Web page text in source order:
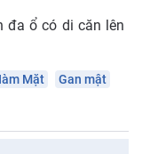
đa ổ có di căn lên
Mặt
Gan mật